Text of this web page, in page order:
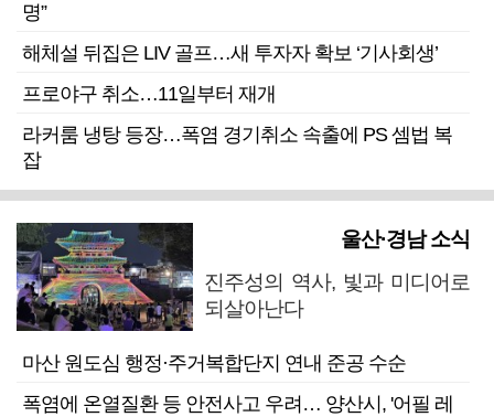
명”
해체설 뒤집은 LIV 골프…새 투자자 확보 ‘기사회생’
프로야구 취소…11일부터 재개
라커룸 냉탕 등장…폭염 경기취소 속출에 PS 셈법 복
잡
울산·경남 소식
진주성의 역사, 빛과 미디어로
되살아난다
마산 원도심 행정·주거복합단지 연내 준공 수순
폭염에 온열질환 등 안전사고 우려… 양산시, '어필 레